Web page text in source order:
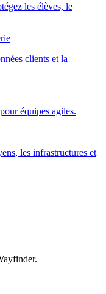
les élèves, le
clients et la
équipes agiles.
les infrastructures et